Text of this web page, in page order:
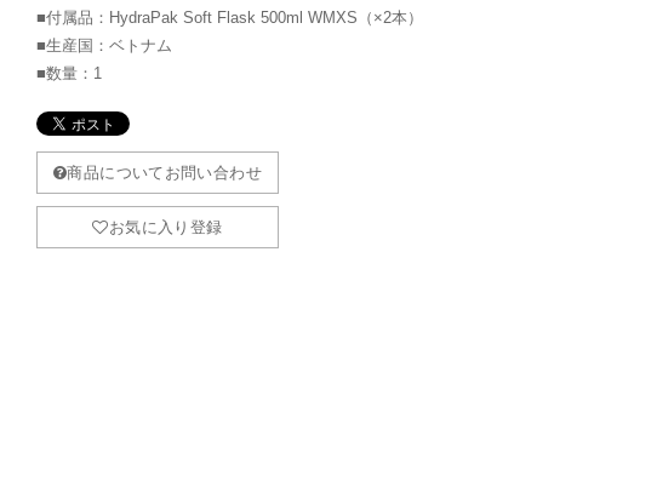
■付属品：HydraPak Soft Flask 500ml WMXS（×2本）
■生産国：ベトナム
■数量：1